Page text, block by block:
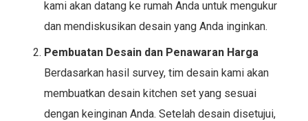
kami akan datang ke rumah Anda untuk mengukur
dan mendiskusikan desain yang Anda inginkan.
Pembuatan Desain dan Penawaran Harga
Berdasarkan hasil survey, tim desain kami akan
membuatkan desain kitchen set yang sesuai
dengan keinginan Anda. Setelah desain disetujui,